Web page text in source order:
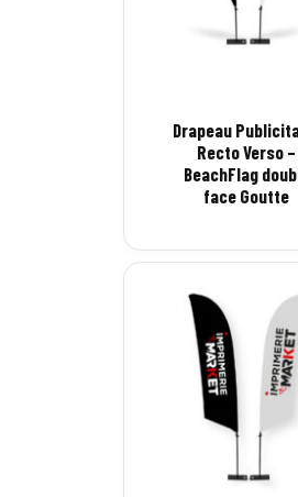
Drapeau
Recto Verso –
BeachFlag
face Goutte